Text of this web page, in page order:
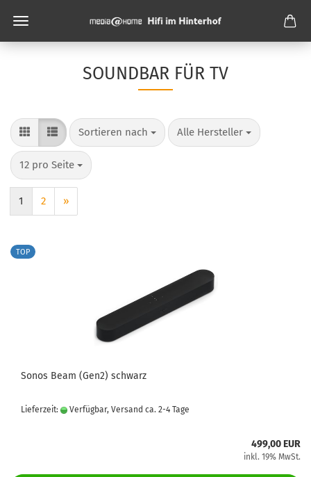
SOUNDBAR FÜR TV
Sortieren nach
Sortieren nach Alle Hersteller
pro Seite
12 pro Seite
pro Seite
1 2 »
TOP
Sonos Beam (Gen2) schwarz
Lieferzeit: Verfügbar, Versand ca. 2-4 Tage
499,00 EUR
inkl. 19% MwSt.